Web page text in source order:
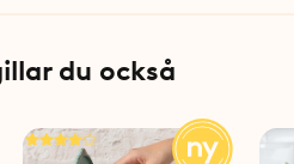
du också